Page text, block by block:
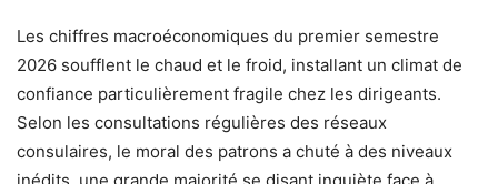
Les chiffres macroéconomiques du premier semestre
2026 soufflent le chaud et le froid, installant un climat de
confiance particulièrement fragile chez les dirigeants.
Selon les consultations régulières des réseaux
consulaires, le moral des patrons a chuté à des niveaux